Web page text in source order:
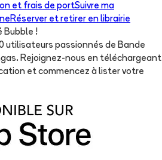
et frais de portSuivre ma
Réserver et retirer en librairie
Bubble !
utilisateurs passionnés de Bande
Rejoignez-nous en téléchargeant
et commencez à lister votre